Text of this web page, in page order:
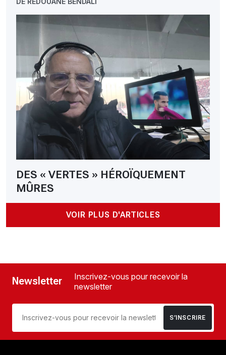
DES « VERTES » HÉROÏQUEMENT
MÛRES
VOIR PLUS D'ARTICLES
Newsletter
Inscrivez-vous pour recevoir la
newsletter
S’INSCRIRE